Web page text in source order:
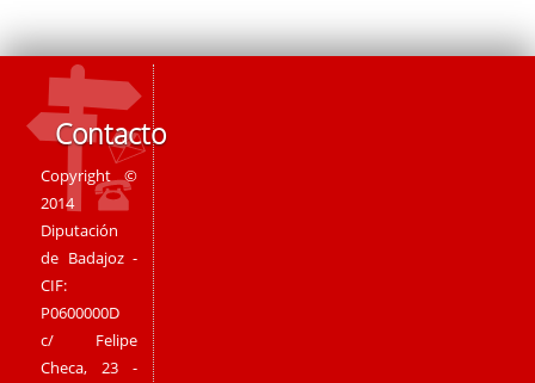
Contacto
Copyright ©
2014
Diputación
de Badajoz -
CIF:
P0600000D
c/ Felipe
Checa, 23 -